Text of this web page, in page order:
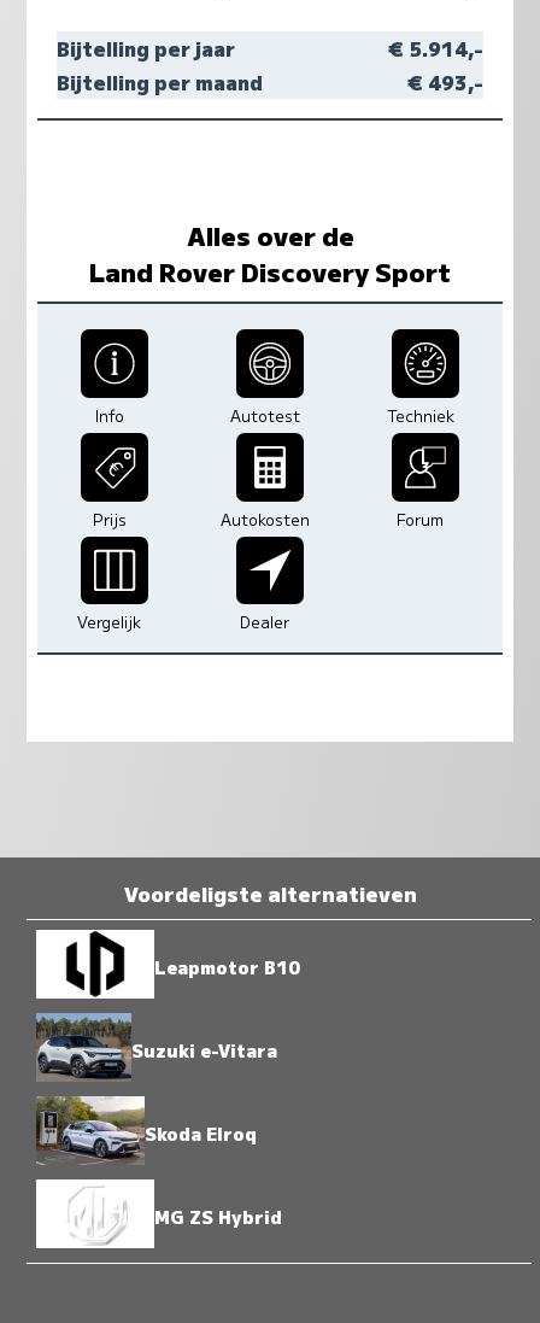
Bijtelling per jaar
€ 5.914,-
Bijtelling per maand
€ 493,-
Alles over de
Land Rover Discovery Sport
Info Autotest Techniek
Prijs Autokosten Forum
Vergelijk Dealer
Voordeligste alternatieven
Leapmotor B10
Suzuki e-Vitara
Skoda Elroq
MG ZS Hybrid